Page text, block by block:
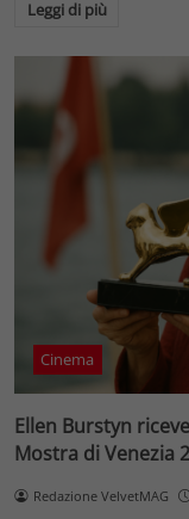
Leggi di più
Cinema
Ellen Burstyn
Mostra di Venezia
Redazione VelvetMAG